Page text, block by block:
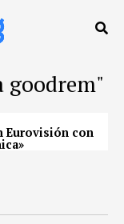
goodrem"
Eurovisión con